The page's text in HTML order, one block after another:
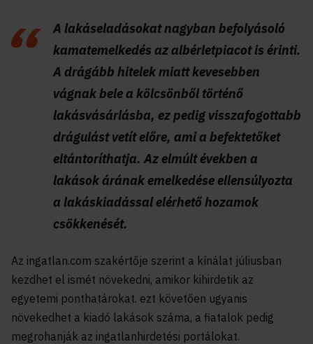
A lakáseladásokat nagyban befolyásoló
kamatemelkedés az albérletpiacot is érinti.
A drágább hitelek miatt kevesebben
vágnak bele a kölcsönből történő
lakásvásárlásba, ez pedig visszafogottabb
drágulást vetít előre, ami a befektetőket
eltántoríthatja. Az elmúlt években a
lakások árának emelkedése ellensúlyozta
a lakáskiadással elérhető hozamok
csökkenését.
Az ingatlan.com szakértője szerint a kínálat júliusban
kezdhet el ismét növekedni, amikor kihirdetik az
egyetemi ponthatárokat. ezt követően ugyanis
növekedhet a kiadó lakások száma, a fiatalok pedig
megrohanják az ingatlanhirdetési portálokat.